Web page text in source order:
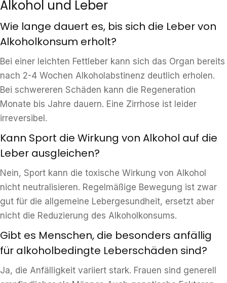
Alkohol und Leber
Wie lange dauert es, bis sich die Leber von
Alkoholkonsum erholt?
Bei einer leichten Fettleber kann sich das Organ bereits
nach 2-4 Wochen Alkoholabstinenz deutlich erholen.
Bei schwereren Schäden kann die Regeneration
Monate bis Jahre dauern. Eine Zirrhose ist leider
irreversibel.
Kann Sport die Wirkung von Alkohol auf die
Leber ausgleichen?
Nein, Sport kann die toxische Wirkung von Alkohol
nicht neutralisieren. Regelmäßige Bewegung ist zwar
gut für die allgemeine Lebergesundheit, ersetzt aber
nicht die Reduzierung des Alkoholkonsums.
Gibt es Menschen, die besonders anfällig
für alkoholbedingte Leberschäden sind?
Ja, die Anfälligkeit variiert stark. Frauen sind generell